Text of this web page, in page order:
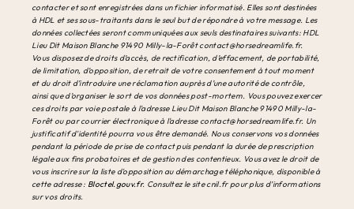
contacter et sont enregistrées dans un fichier informatisé. Elles sont destinées
à HDL et ses sous-traitants dans le seul but de répondre à votre message. Les
données collectées seront communiquées aux seuls destinataires suivants: HDL
Lieu Dit Maison Blanche 91490 Milly-la-Forêt contact@horsedreamlife.fr.
Vous disposez de droits d’accès, de rectification, d’effacement, de portabilité,
de limitation, d’opposition, de retrait de votre consentement à tout moment
et du droit d’introduire une réclamation auprès d’une autorité de contrôle,
ainsi que d’organiser le sort de vos données post-mortem. Vous pouvez exercer
ces droits par voie postale à l'adresse Lieu Dit Maison Blanche 91490 Milly-la-
Forêt ou par courrier électronique à l'adresse contact@horsedreamlife.fr. Un
justificatif d'identité pourra vous être demandé. Nous conservons vos données
pendant la période de prise de contact puis pendant la durée de prescription
légale aux fins probatoires et de gestion des contentieux. Vous avez le droit de
vous inscrire sur la liste d'opposition au démarchage téléphonique, disponible à
cette adresse : Bloctel.gouv.fr. Consultez le site cnil.fr pour plus d’informations
sur vos droits.